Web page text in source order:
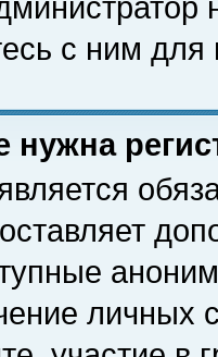
с ним для
нужна
личных